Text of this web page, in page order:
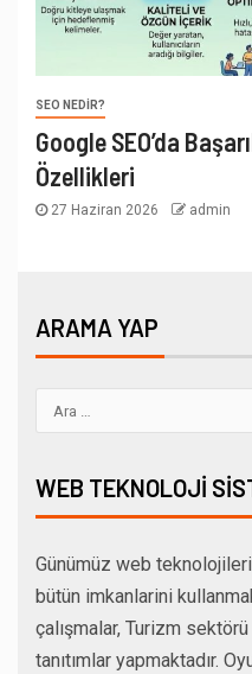
SEO NEDIR?
Google SEO’da
Özellikleri
27 Haziran 2026 admin
ARAMA YAP
WEB TEKNOLOJI
Günümüz web
bütün imkanlarini
çalışmalar, Turizm
tanıtımlar yapmaktadır.